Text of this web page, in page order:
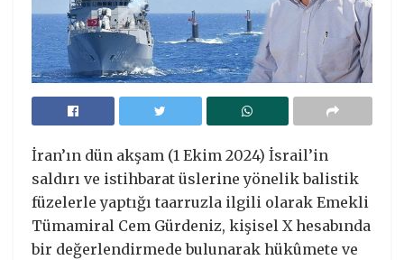
İran’ın dün akşam (1 Ekim 2024) İsrail’in
saldırı ve istihbarat üslerine yönelik balistik
füzelerle yaptığı taarruzla ilgili olarak Emekli
Tümamiral Cem Gürdeniz, kişisel X hesabında
bir değerlendirmede bulunarak hükûmete ve